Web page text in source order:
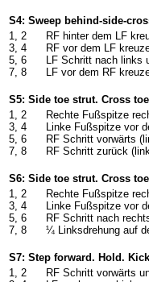
S4: Sweep behind-side-
1, 2
3, 4
5, 6
7, 8
RF hinter dem LF
RF vor dem LF
LF Schritt nach links
LF vor dem RF
S5: Side toe strut. Cross
1, 2
3, 4
5, 6
7, 8
Rechte Fußspitze
Linke Fußspitze vor
RF Schritt vorwärts
RF Schritt zurück
S6: Side toe strut. Cross
1, 2
3, 4
5, 6
7, 8
Rechte Fußspitze
Linke Fußspitze vor
RF Schritt nach
¼ Linksdrehung auf
S7: Step forward. Hold.
1, 2
RF Schritt vorwärts